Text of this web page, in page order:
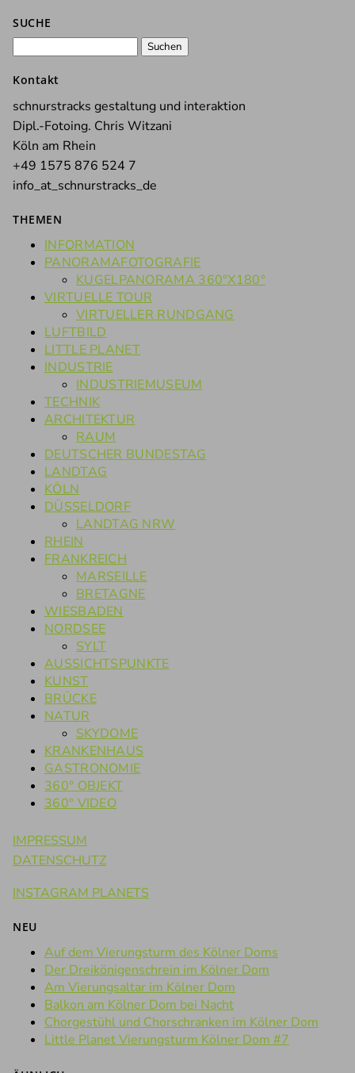
SUCHE
Kontakt
schnurstracks gestaltung und interaktion
Dipl.-Fotoing. Chris Witzani
Köln am Rhein
+49 1575 876 524 7
info_at_schnurstracks_de
THEMEN
INFORMATION
PANORAMAFOTOGRAFIE
KUGELPANORAMA 360°X180°
VIRTUELLE TOUR
VIRTUELLER RUNDGANG
LUFTBILD
LITTLE PLANET
INDUSTRIE
INDUSTRIEMUSEUM
TECHNIK
ARCHITEKTUR
RAUM
DEUTSCHER BUNDESTAG
LANDTAG
KÖLN
DÜSSELDORF
LANDTAG NRW
RHEIN
FRANKREICH
MARSEILLE
BRETAGNE
WIESBADEN
NORDSEE
SYLT
AUSSICHTSPUNKTE
KUNST
BRÜCKE
NATUR
SKYDOME
KRANKENHAUS
GASTRONOMIE
360° OBJEKT
360° VIDEO
IMPRESSUM
DATENSCHUTZ
INSTAGRAM PLANETS
NEU
Auf dem Vierungsturm des Kölner Doms
Der Dreikönigenschrein im Kölner Dom
Am Vierungsaltar im Kölner Dom
Balkon am Kölner Dom bei Nacht
Chorgestühl und Chorschranken im Kölner Dom
Little Planet Vierungsturm Kölner Dom #7